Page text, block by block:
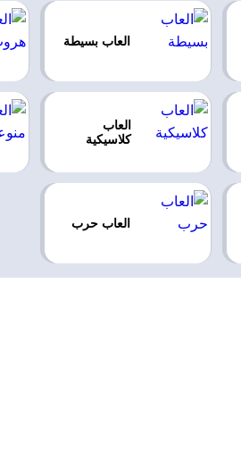
العاب بسيطة
العاب
كلاسيكية
العاب حرب